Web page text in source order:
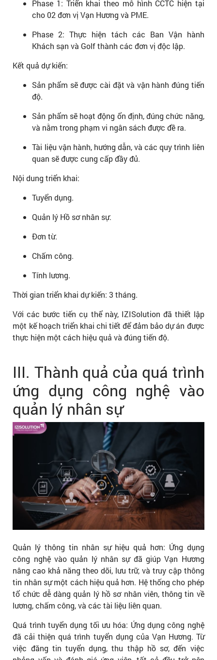
Phase 1: Triển khai theo mô hình CCTC hiện tại
cho 02 đơn vị Vạn Hương và PME.
Phase 2: Thực hiện tách các Ban Vận hành
Khách sạn và Golf thành các đơn vị độc lập.
Kết quả dự kiến:
Sản phẩm sẽ được cài đặt và vận hành đúng tiến
độ.
Sản phẩm sẽ hoạt động ổn định, đúng chức năng,
và nằm trong phạm vi ngân sách được đề ra.
Tài liệu vận hành, hướng dẫn, và các quy trình liên
quan sẽ được cung cấp đầy đủ.
Nội dung triển khai:
Tuyển dụng.
Quản lý Hồ sơ nhân sự.
Đơn từ.
Chấm công.
Tính lương.
Thời gian triển khai dự kiến: 3 tháng.
Với các bước tiến cụ thể này, IZISolution đã thiết lập
một kế hoạch triển khai chi tiết để đảm bảo dự án được
thực hiện một cách hiệu quả và đúng tiến độ.
III. Thành quả của quá trình
ứng dụng công nghệ vào
quản lý nhân sự
Quản lý thông tin nhân sự hiệu quả hơn: Ứng dụng
công nghệ vào quản lý nhân sự đã giúp Vạn Hương
nâng cao khả năng theo dõi, lưu trữ, và truy cập thông
tin nhân sự một cách hiệu quả hơn. Hệ thống cho phép
tổ chức dễ dàng quản lý hồ sơ nhân viên, thông tin về
lương, chấm công, và các tài liệu liên quan.
Quá trình tuyển dụng tối ưu hóa: Ứng dụng công nghệ
đã cải thiện quá trình tuyển dụng của Vạn Hương. Từ
việc đăng tin tuyển dụng, thu thập hồ sơ, đến việc